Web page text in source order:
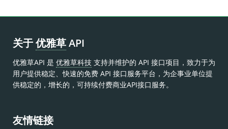
关于优雅草API
优雅草API 是 优雅草科技 支持并维护的 API 接口项目，致力于为
用户提供稳定、快速的免费 API 接口服务平台，为企事业单位提
供稳定的，增长的，可持续付费商业API接口服务。
友情链接